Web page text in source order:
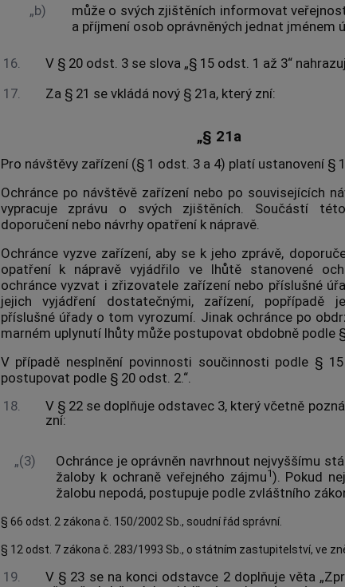
„b)
může o svých zjištěních informovat
a příjmení osob oprávněných jednat jménem
16.
V § 20 odst. 3 se slova „§ 15 odst. 1 až 3“
17.
Za § 21 se vkládá nový § 21a, který zní:
„§ 21a
Pro návštěvy zařízení (§ 1 odst. 3 a 4) platí ustanovení §
Ochránce po návštěvě zařízení nebo po souvisejících
vypracuje zprávu o svých zjištěních. Součástí
doporučení nebo návrhy opatření k nápravě.
Ochránce vyzve zařízení, aby se k jeho zprávě,
opatření k nápravě vyjádřilo ve lhůtě stanovené
ochránce vyzvat i zřizovatele zařízení nebo příslušné
jejich vyjádření dostatečnými, zařízení, popřípadě
příslušné úřady o tom vyrozumí. Jinak ochránce po
marném uplynutí lhůty může postupovat obdobně podle
V případě nesplnění povinnosti součinnosti podle §
postupovat podle § 20 odst. 2.“.
18.
V § 22 se doplňuje odstavec 3, který včetně
zní:
„(3)
Ochránce je oprávněn navrhnout nejvyššímu
žaloby k ochraně veřejného zájmu1). Pokud
žalobu nepodá, postupuje podle zvláštního
§ 66 odst. 2 zákona č. 150/2002 Sb., soudní řád správní.
§ 12 odst. 7 zákona č. 283/1993 Sb., o státním zastupitelství, ve
19.
V § 23 se na konci odstavce 2 doplňuje věta